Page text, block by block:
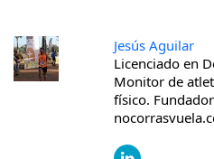
Jesús Aguilar
Licenciado en
Monitor de
físico.